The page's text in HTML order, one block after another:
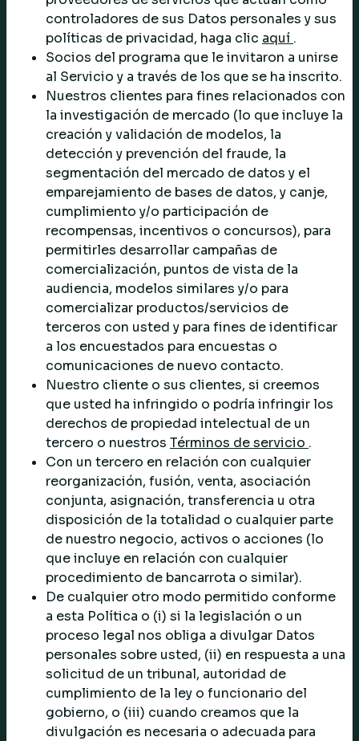
controladores de sus Datos personales y sus
políticas de privacidad, haga clic aquí .
Socios del programa que le invitaron a unirse
al Servicio y a través de los que se ha inscrito.
Nuestros clientes para fines relacionados con
la investigación de mercado (lo que incluye la
creación y validación de modelos, la
detección y prevención del fraude, la
segmentación del mercado de datos y el
emparejamiento de bases de datos, y canje,
cumplimiento y/o participación de
recompensas, incentivos o concursos), para
permitirles desarrollar campañas de
comercialización, puntos de vista de la
audiencia, modelos similares y/o para
comercializar productos/servicios de
terceros con usted y para fines de identificar
a los encuestados para encuestas o
comunicaciones de nuevo contacto.
Nuestro cliente o sus clientes, si creemos
que usted ha infringido o podría infringir los
derechos de propiedad intelectual de un
tercero o nuestros Términos de servicio .
Con un tercero en relación con cualquier
reorganización, fusión, venta, asociación
conjunta, asignación, transferencia u otra
disposición de la totalidad o cualquier parte
de nuestro negocio, activos o acciones (lo
que incluye en relación con cualquier
procedimiento de bancarrota o similar).
De cualquier otro modo permitido conforme
a esta Política o (i) si la legislación o un
proceso legal nos obliga a divulgar Datos
personales sobre usted, (ii) en respuesta a una
solicitud de un tribunal, autoridad de
cumplimiento de la ley o funcionario del
gobierno, o (iii) cuando creamos que la
divulgación es necesaria o adecuada para